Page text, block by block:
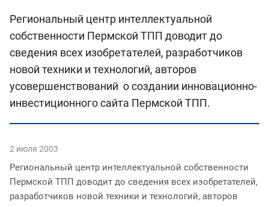
Региональный центр интеллектуальной
собственности Пермской ТПП доводит до
сведения всех изобретателей, разработчиков
новой техники и технологий, авторов
усовершенствований о создании инновационно-
инвестиционного сайта Пермской ТПП.
2 июля 2003
Региональный центр интеллектуальной собственности
Пермской ТПП доводит до сведения всех изобретателей,
разработчиков новой техники и технологий, авторов